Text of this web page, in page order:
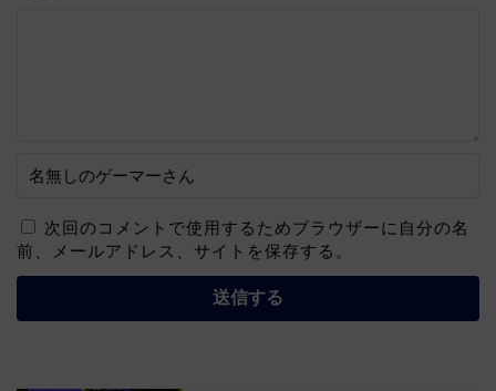
次回のコメントで使用するためブラウザーに自分の名
前、メールアドレス、サイトを保存する。